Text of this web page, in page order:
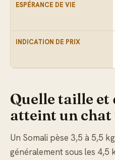
ESPÉRANCE DE VIE
INDICATION DE PRIX
Quelle taille et
atteint un chat
Un Somali pèse 3,5 à 5,5
généralement sous les 4,5